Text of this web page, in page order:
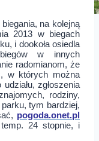
na kolejną
2013 w biegach
i dookoła osiedla
biegów w innych
radomianom, że
w których można
zgłoszenia
rodziny,
tym bardziej,
pogoda.onet.pl
24 stopnie, i